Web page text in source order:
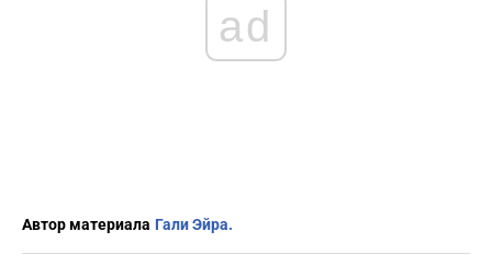
ad
Автор материала Гали Эйра.